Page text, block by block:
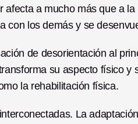
afecta a mucho más que a
con los demás y se
de desorientación al
su aspecto físico y
la rehabilitación física.
La